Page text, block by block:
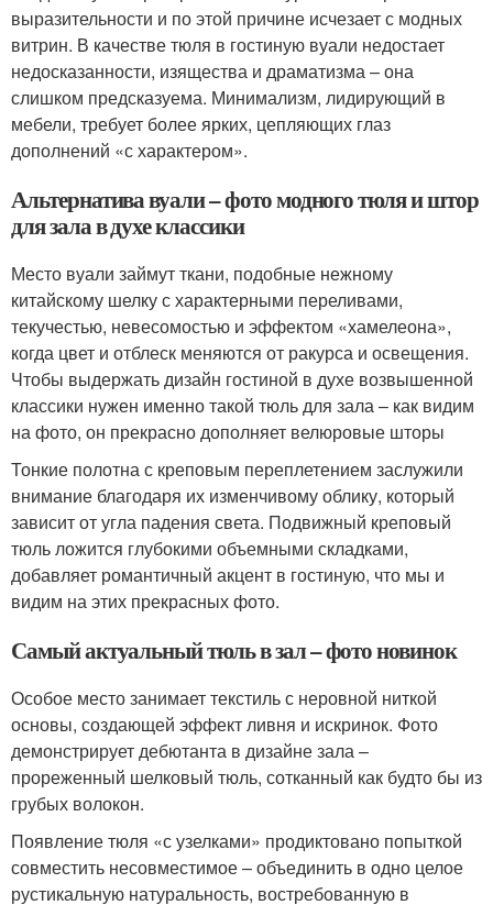
выразительности и по этой причине исчезает с модных
витрин. В качестве тюля в гостиную вуали недостает
недосказанности, изящества и драматизма – она
слишком предсказуема. Минимализм, лидирующий в
мебели, требует более ярких, цепляющих глаз
дополнений «с характером».
Альтернатива вуали – фото модного тюля и штор
для зала в духе классики
Место вуали займут ткани, подобные нежному
китайскому шелку с характерными переливами,
текучестью, невесомостью и эффектом «хамелеона»,
когда цвет и отблеск меняются от ракурса и освещения.
Чтобы выдержать дизайн гостиной в духе возвышенной
классики нужен именно такой тюль для зала – как видим
на фото, он прекрасно дополняет велюровые шторы
Тонкие полотна с креповым переплетением заслужили
внимание благодаря их изменчивому облику, который
зависит от угла падения света. Подвижный креповый
тюль ложится глубокими объемными складками,
добавляет романтичный акцент в гостиную, что мы и
видим на этих прекрасных фото.
Самый актуальный тюль в зал – фото новинок
Особое место занимает текстиль с неровной ниткой
основы, создающей эффект ливня и искринок. Фото
демонстрирует дебютанта в дизайне зала –
прореженный шелковый тюль, сотканный как будто бы из
грубых волокон.
Появление тюля «с узелками» продиктовано попыткой
совместить несовместимое – объединить в одно целое
рустикальную натуральность, востребованную в